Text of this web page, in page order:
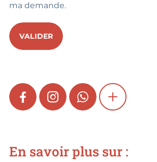
ma demande.
VALIDER
FACEBOOKINSTAGRAMWHATSAPPSHOW MORE
En savoir plus sur :